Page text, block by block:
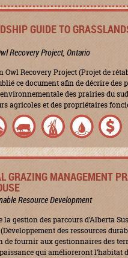
GUIDE TO
Recovery Project, Ontario
Owl Recovery Project (Projet de
ce document afin de décrire des
des prairies du
agricoles et des propriétaires
GRAZING MANAGEMENT
Resource Development
gestion des parcours d’Alberta
des ressources
de fournir aux gestionnaires des
qui amélioreront l’habitat